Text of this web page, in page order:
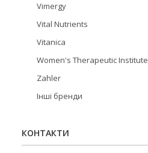
Vimergy
Vital Nutrients
Vitanica
Women's Therapeutic Institute
Zahler
Інші бренди
КОНТАКТИ